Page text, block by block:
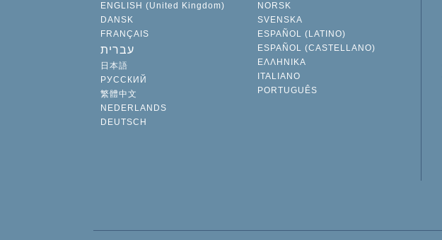
ENGLISH (United Kingdom)
DANSK
FRANÇAIS
עברית
日本語
РУССКИЙ
繁體中文
NEDERLANDS
DEUTSCH
NORSK
SVENSKA
ESPAÑOL (LATINO)
ESPAÑOL (CASTELLANO)
ΕΛΛΗΝΙΚA
ITALIANO
PORTUGUÊS